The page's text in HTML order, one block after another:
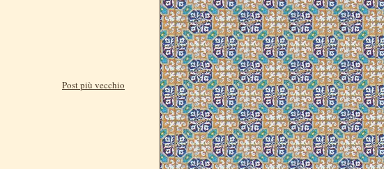
Post più vecchio